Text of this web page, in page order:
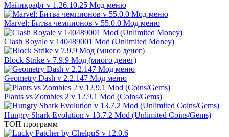
Майнкрафт v 1.26.10.25 Мод меню
Marvel: Битва чемпионов v 55.0.0 Мод меню
Clash Royale v 140489001 Mod (Unlimited Money)
Block Strike v 7.9.9 Мод (много денег)
Geometry Dash v 2.2.147 Мод меню
Plants vs Zombies 2 v 12.9.1 Mod (Coins/Gems)
Hungry Shark Evolution v 13.7.2 Mod (Unlimited Coins/Gems)
ТОП программ